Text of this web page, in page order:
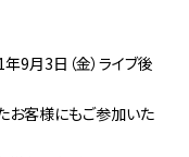
9月3日（金）ライブ後
お客様にもご参加いた